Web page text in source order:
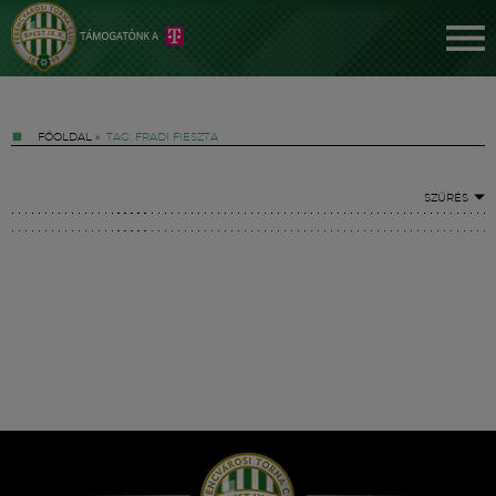
FŐOLDAL » TAG: FRADI FIESZTA
SZŰRÉS
Hírek